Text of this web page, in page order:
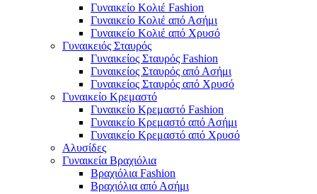
Γυναικείο Κολιέ Fashion
Γυναικείο Κολιέ από Ασήμι
Γυναικείο Κολιέ από Χρυσό
Γυναικειός Σταυρός
Γυναικείος Σταυρός Fashion
Γυναικείος Σταυρός από Ασήμι
Γυναικείος Σταυρός από Χρυσό
Γυναικείο Κρεμαστό
Γυναικείο Κρεμαστό Fashion
Γυναικείο Κρεμαστό από Ασήμι
Γυναικείο Κρεμαστό από Χρυσό
Αλυσίδες
Γυναικεία Βραχιόλια
Βραχιόλια Fashion
Βραχιόλια από Ασήμι